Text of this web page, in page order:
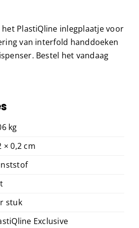
het PlastiQline inlegplaatje voor
van interfold handdoeken
Bestel het vandaag
kg
× 0,2 cm
stuk
Exclusive